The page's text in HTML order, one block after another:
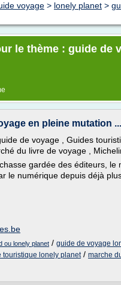
voyage > lonely planet >
le thème : guide de
en pleine mutation ...
de voyage , Guides
du livre de voyage ,
gardée des éditeurs, le
le numérique depuis déjà
ou lonely planet / guide de voyage
touristique lonely planet/ marche